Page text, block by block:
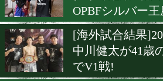
[試合後談
エスピノサ
の大阪で激